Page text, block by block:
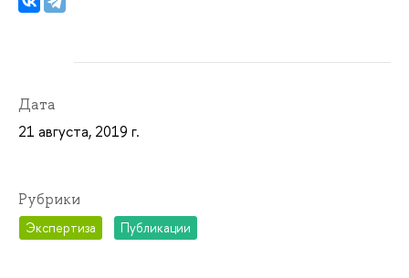
Дата
21 августа, 2019 г.
Рубрики
Экспертиза Публикации